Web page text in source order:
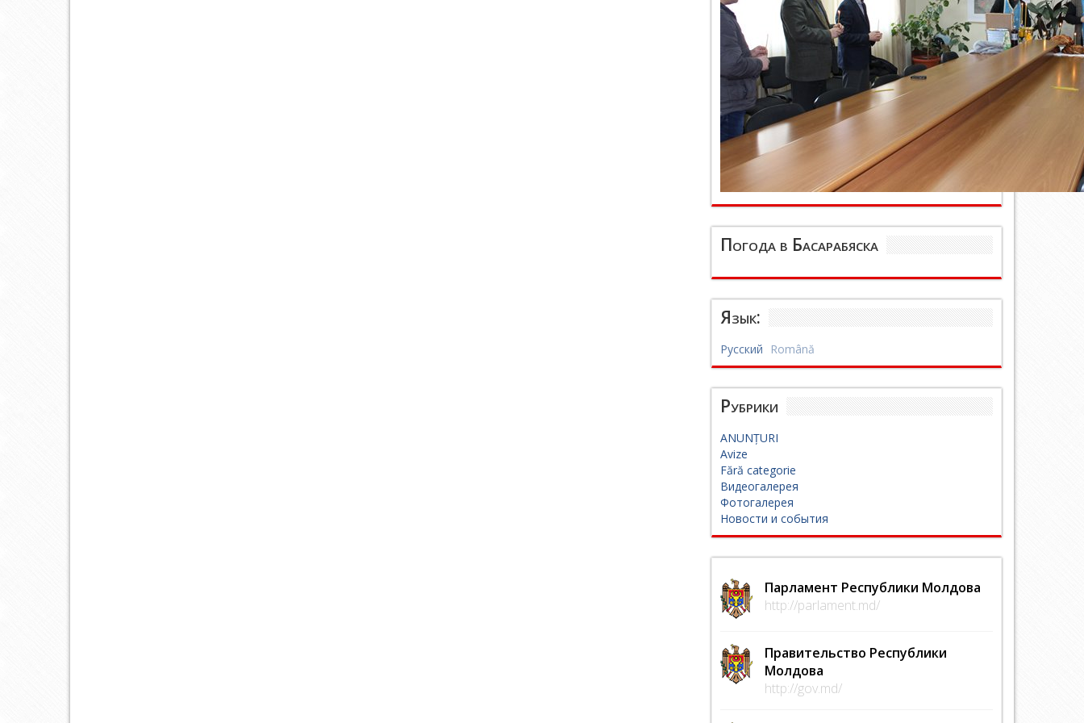
Погода в Басарабяска
Язык:
Русский Română
Рубрики
ANUNȚURI
Avize
Fără categorie
Видеогалерея
Фотогалерея
Новости и события
Парламент Республики Молдова
http://parlament.md/
Правительство Республики
Молдова
http://gov.md/